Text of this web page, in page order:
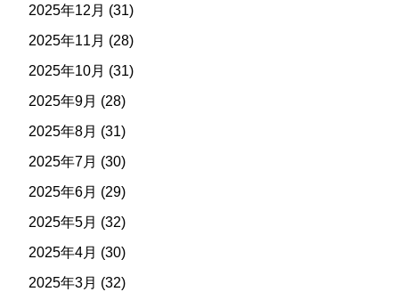
2025年12月 (31)
2025年11月 (28)
2025年10月 (31)
2025年9月 (28)
2025年8月 (31)
2025年7月 (30)
2025年6月 (29)
2025年5月 (32)
2025年4月 (30)
2025年3月 (32)